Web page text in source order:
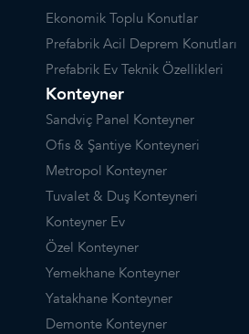
Ekonomik Toplu Konutlar
Prefabrik Acil Deprem Konutları
Prefabrik Ev Teknik Özellikleri
Konteyner
Sandviç Panel Konteyner
Ofis & Şantiye Konteyneri
Metropol Konteyner
Tuvalet & Duş Konteyneri
Konteyner Ev
Özel Konteyner
Yemekhane Konteyner
Yatakhane Konteyner
Demonte Konteyner